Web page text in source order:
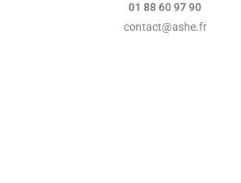
01 88 6097 90
contact@ashe.fr